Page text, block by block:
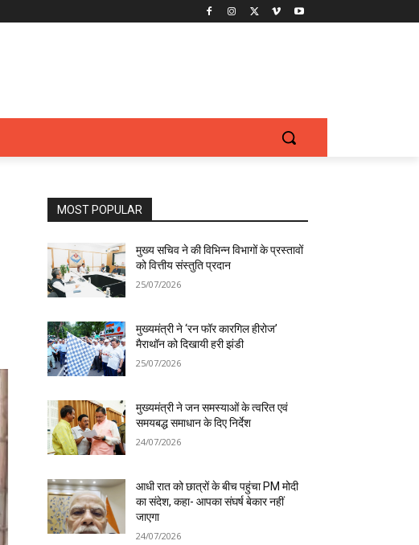
MOST POPULAR
मुख्य सचिव ने की विभिन्न विभागों के प्रस्तावों
को वित्तीय संस्तुति प्रदान
25/07/2026
मुख्यमंत्री ने ‘रन फॉर कारगिल हीरोज’
मैराथॉन को दिखायी हरी झंडी
25/07/2026
मुख्यमंत्री ने जन समस्याओं के त्वरित एवं
समयबद्ध समाधान के दिए निर्देश
24/07/2026
आधी रात को छात्रों के बीच पहुंचा PM मोदी
का संदेश, कहा- आपका संघर्ष बेकार नहीं
जाएगा
24/07/2026